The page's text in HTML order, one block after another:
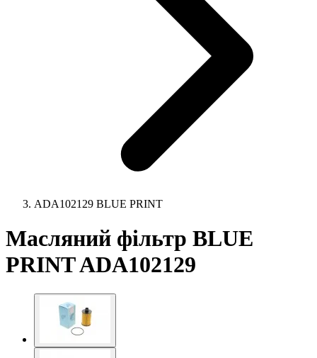
ADA102129 BLUE PRINT
Масляний фільтр BLUE
PRINT ADA102129